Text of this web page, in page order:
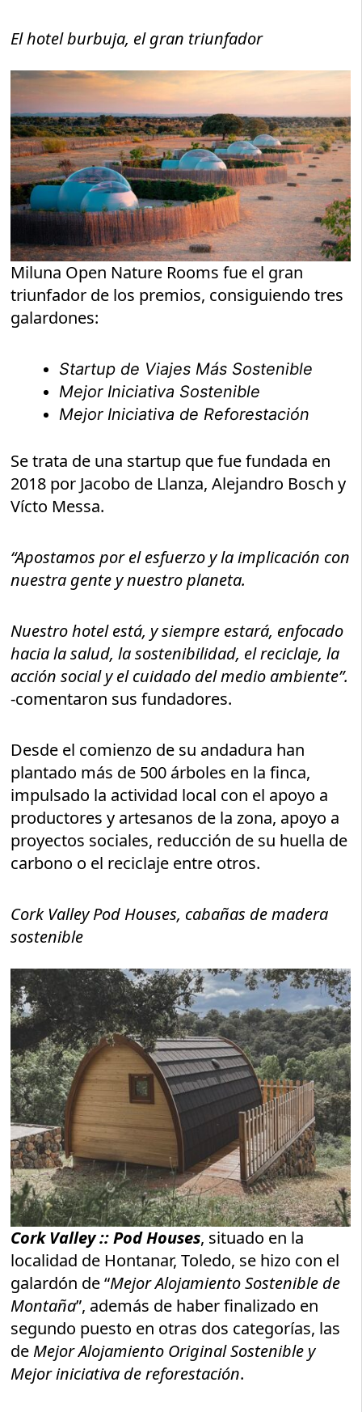
El hotel burbuja, el gran triunfador
Miluna Open Nature Rooms fue el gran
triunfador de los premios, consiguiendo tres
galardones:
Startup de Viajes Más Sostenible
Mejor Iniciativa Sostenible
Mejor Iniciativa de Reforestación
Se trata de una startup que fue fundada en
2018 por Jacobo de Llanza, Alejandro Bosch y
Vícto Messa.
“Apostamos por el esfuerzo y la implicación con
nuestra gente y nuestro planeta.
Nuestro hotel está, y siempre estará, enfocado
hacia la salud, la sostenibilidad, el reciclaje, la
acción social y el cuidado del medio ambiente”.
-comentaron sus fundadores.
Desde el comienzo de su andadura han
plantado más de 500 árboles en la finca,
impulsado la actividad local con el apoyo a
productores y artesanos de la zona, apoyo a
proyectos sociales, reducción de su huella de
carbono o el reciclaje entre otros.
Cork Valley Pod Houses, cabañas de madera
sostenible
Cork Valley :: Pod Houses, situado en la
localidad de Hontanar, Toledo, se hizo con el
galardón de “Mejor Alojamiento Sostenible de
Montaña”, además de haber finalizado en
segundo puesto en otras dos categorías, las
deMejor Alojamiento Original Sostenible y
Mejor iniciativa de reforestación.